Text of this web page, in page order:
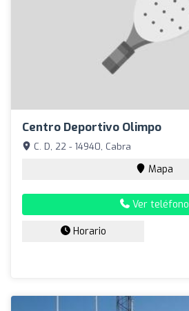
Centro Deportivo Olimpo
C. D, 22 - 14940, Cabra
Mapa
Ver teléfono
Horario